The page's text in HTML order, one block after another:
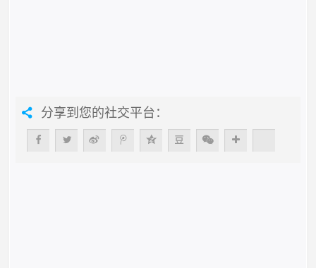
分享到您的社交平台：